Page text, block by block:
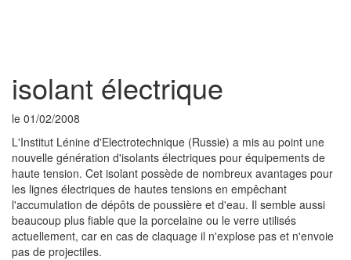
isolant électrique
le 01/02/2008
L'Institut Lénine d'Electrotechnique (Russie) a mis au point une
nouvelle génération d'isolants électriques pour équipements de
haute tension. Cet isolant possède de nombreux avantages pour
les lignes électriques de hautes tensions en empêchant
l'accumulation de dépôts de poussière et d'eau. Il semble aussi
beaucoup plus fiable que la porcelaine ou le verre utilisés
actuellement, car en cas de claquage il n'explose pas et n'envoie
pas de projectiles.